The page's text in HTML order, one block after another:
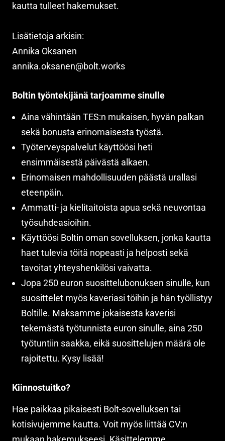
kautta tulleet hakemukset.
Lisätietoja arkisin:
Annika Oksanen
Boltin työntekijänä tarjoamme sinulle
Aina vähintään TES:n mukaisen, hyvän palkan
sekä bonusta erinomaisesta työstä.
Työterveyspalvelut käyttöösi heti
ensimmäisestä päivästä alkaen.
Erinomaisen mahdollisuuden päästä urallasi
eteenpäin.
Ammatti- ja kielitaitoista apua sekä neuvontaa
työsuhdeasioihin.
Käyttöösi Boltin oman sovelluksen, jonka kautta
haet tulevia töitä nopeasti ja helposti sekä
tavoitat yhteyshenkilösi vaivatta.
Jopa 250 euron suosittelubonuksen sinulle, kun
suosittelet myös kaveriasi töihin ja hän työllistyy
Boltille. Maksamme jokaisesta kaverisi
tekemästä työtunnista euron sinulle, aina 250
työtuntiin saakka, eikä suosittelujen määrä ole
rajoitettu. Kysy lisää!
Kiinnostuitko?
Hae paikkaa pikaisesti Bolt-sovelluksen tai
kotisivujemme kautta. Voit myös liittää CV:n